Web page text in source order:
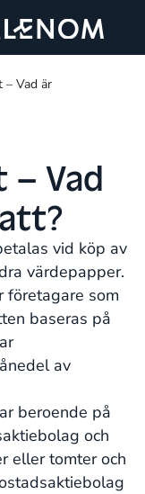
– Vad är
– Vad
vid köp av
värdepapper.
företagare som
baseras på
av
beroende på
och
eller tomter och